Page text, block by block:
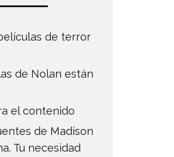
de terror
de Nolan están
el contenido
de Madison
Tu necesidad